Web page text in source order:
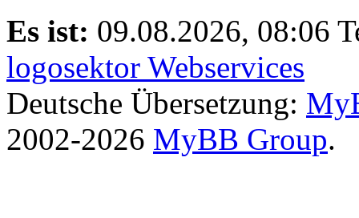
Es ist: 09.08.2026, 08:06
logosektor Webservices
Deutsche Übersetzung:
2002-2026 MyBB Group.